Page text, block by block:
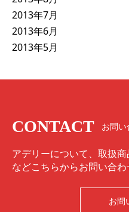
2013年7月
2013年6月
2013年5月
CONTACT お問
アデリーについて、取扱
などこちらからお問い合わ
お問